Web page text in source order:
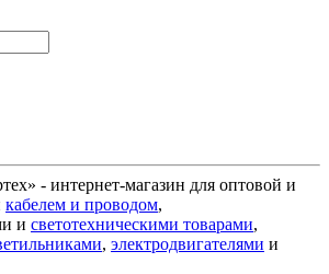
- интернет-магазин для оптовой и
кабелем и проводом,
и светотехническими товарами,
, электродвигателями и